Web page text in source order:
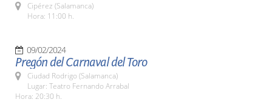
Cipérez (Salamanca)
Hora: 11:00 h.
09/02/2024
Pregón del Carnaval del Toro
Ciudad Rodrigo (Salamanca)
Lugar: Teatro Fernando Arrabal
Hora: 20:30 h.